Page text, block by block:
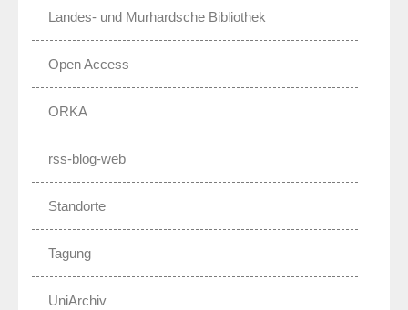
Landes- und Murhardsche Bibliothek
Open Access
ORKA
rss-blog-web
Standorte
Tagung
UniArchiv